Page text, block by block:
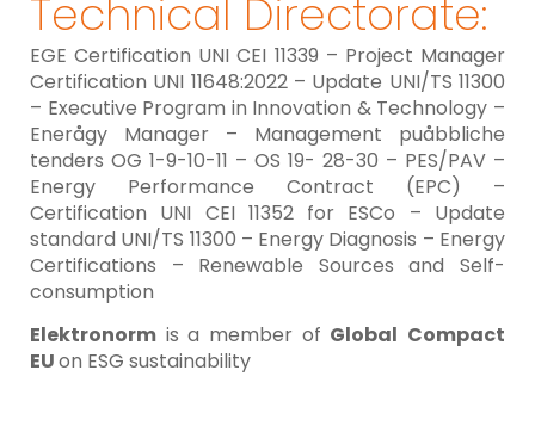
Technical Directorate:
EGE Certification UNI CEI 11339 – Project Manager
Certification UNI 11648:2022 – Update UNI/TS 11300
– Executive Program in Innovation & Technology –
Enerågy Manager – Management puåbbliche
tenders OG 1-9-10-11 – OS 19- 28-30 – PES/PAV –
Energy Performance Contract (EPC) –
Certification UNI CEI 11352 for ESCo – Update
standard UNI/TS 11300 – Energy Diagnosis – Energy
Certifications – Renewable Sources and Self-
consumption
Elektronorm is a member of Global Compact
EUon ESG sustainability